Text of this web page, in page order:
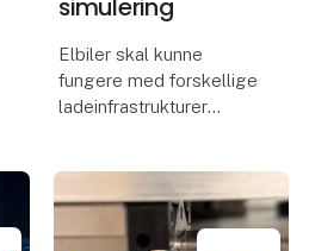
simulering
Elbiler skal kunne
fungere med forskellige
ladeinfrastrukturer
net-simulering, der er
realiseret med